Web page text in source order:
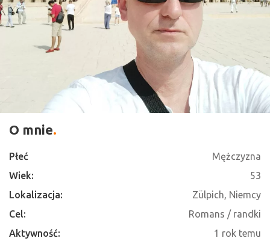
O mnie
Płeć
Mężczyzna
Wiek:
53
Lokalizacja:
Zülpich, Niemcy
Cel:
Romans / randki
Aktywność:
1 rok temu